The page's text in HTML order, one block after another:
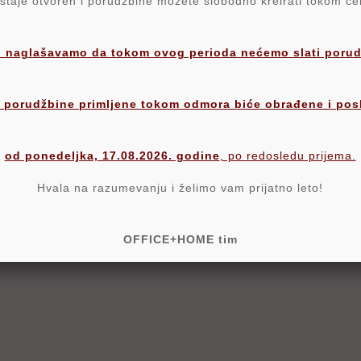
SU TAKOĐE KUPILI:
naglašavamo da tokom ovog perioda nećemo slati
porudžbine primljene tokom odmora biće obrađene i
od ponedeljka, 17.08.2026. godine , po redosledu prijema.
Hvala na razumevanju i želimo vam prijatno leto!
OFFICE+HOME tim